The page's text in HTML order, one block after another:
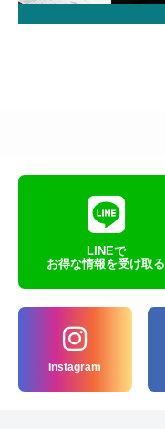
LINEで
お得な情報を受け取る
Instagram